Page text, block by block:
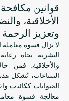
قوانين
الأخلاقية،
وتعزيز الرحمة
لا تزال قسوة
البشرية تجاه
والأخلاقية. فمن
الصناعات، تُشكل
الحيوانات ككائنات
معالجة قسوة